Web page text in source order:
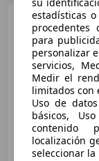
05/2014
su
estadísticas
procedentes
para
personalizar
servicios,
Medir el
limitados con
Uso de
básicos,
contenido
localización
seleccionar